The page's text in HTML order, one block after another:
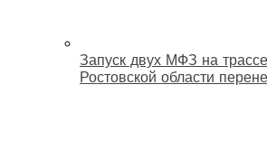
Запуск двух МФЗ на
Ростовской области